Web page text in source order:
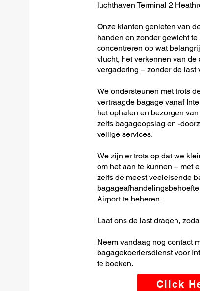
luchthaven Terminal 2
Onze klanten genieten van
handen en zonder gewicht
concentreren op wat
vlucht, het verkennen van
vergadering – zonder de last
We ondersteunen met trots
vertraagde bagage vanaf
het ophalen en bezorgen
zelfs bagageopslag en -
veilige services.
We zijn er trots op dat we
om het aan te kunnen – met
zelfs de meest veeleisende
Airport te beheren.
Laat ons de last dragen,
Neem vandaag nog contact
bagagekoeriersdienst voor
te boeken.
Click